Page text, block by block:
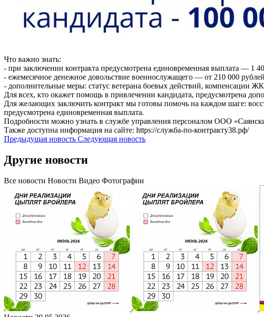
Что важно знать:
- при заключении контракта предусмотрена единовременная выплата — 1
- ежемесячное денежное довольствие военнослужащего — от 210 000
- дополнительные меры: статус ветерана боевых действий, компенсации
Для всех, кто окажет помощь в привлечении кандидата, предусмотрена
Для желающих заключить контракт мы готовы помочь на каждом шаге:
предусмотрена единовременная выплата.
Подробности можно узнать в службе управления персоналом ООО
Также доступна информация на сайте: https://служба-по-контракту38.рф/
Предыдущая новость Следующая новость
Другие новости
Все новости Новости Видео Фотографии